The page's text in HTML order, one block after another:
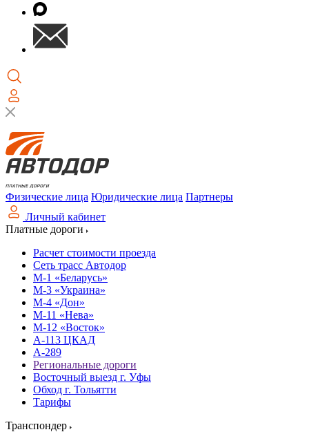
Физические лица Юридические лица Партнеры
Личный кабинет
Платные дороги
Расчет стоимости проезда
Сеть трасс Автодор
М-1 «Беларусь»
М-3 «Украина»
М-4 «Дон»
М-11 «Нева»
М-12 «Восток»
А-113 ЦКАД
А-289
Региональные дороги
Восточный выезд г. Уфы
Обход г. Тольятти
Тарифы
Транспондер